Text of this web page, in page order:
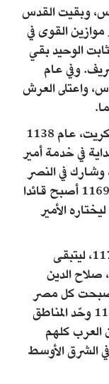
وبقيت القدس
فرغم تغير موازين القوى في
الوحيد بقي
وفي عام
واعتلى العرش
أما صلاح الدين الأيوبي، فكان ميلاده في تكريت، عام 1138
في خدمة أمير
في النصر
الذي حققه عام 1164 في مصر، وفي عام 1169 أصبح قائدا
الأمير
وقد توفي الأمير "نور الدين زنكي" عام 1174، ليتبقى
الدين
كل مصر
تحت سيطرته وتحت حكمه، وفي عام 1181 وحّد المناطق
العرب كلهم
الشرق الأوسط